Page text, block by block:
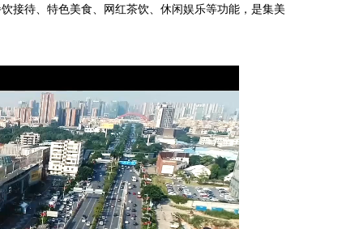
接待、特色美食、网红茶饮、休闲娱乐等功能，是集美